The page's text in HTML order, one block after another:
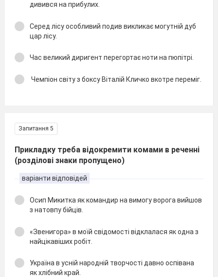
дивився на прибулих.
Серед лісу особливий подив викликає могутній дуб
цар лісу.
Час великий диригент перегортає ноти на пюпітрі.
Чемпіон світу з боксу Віталій Кличко вкотре переміг.
Запитання 5
Прикладку треба відокремити комами в реченні
(розділові знаки пропущено)
варіанти відповідей
Осип Микитка як командир на вимогу ворога вийшов
з натовпу бійців.
«Звенигора» в моїй свідомості відклалася як одна з
найцікавіших робіт.
Україна в усній народній творчості давно оспівана
як хлібний край.